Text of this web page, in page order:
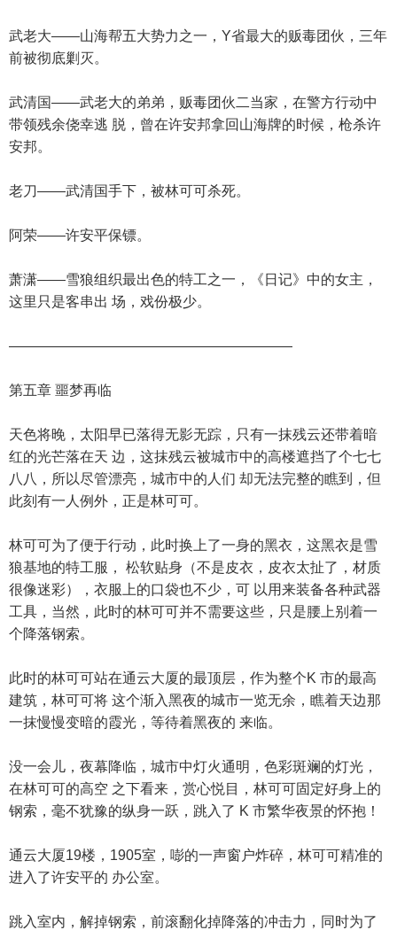
武老大——山海帮五大势力之一，Y省最大的贩毒团伙，三年
前被彻底剿灭。
武清国——武老大的弟弟，贩毒团伙二当家，在警方行动中
带领残余侥幸逃 脱，曾在许安邦拿回山海牌的时候，枪杀许
安邦。
老刀——武清国手下，被林可可杀死。
阿荣——许安平保镖。
萧潇——雪狼组织最出色的特工之一，《日记》中的女主，
这里只是客串出 场，戏份极少。
————————————————————
第五章 噩梦再临
天色将晚，太阳早已落得无影无踪，只有一抹残云还带着暗
红的光芒落在天 边，这抹残云被城市中的高楼遮挡了个七七
八八，所以尽管漂亮，城市中的人们 却无法完整的瞧到，但
此刻有一人例外，正是林可可。
林可可为了便于行动，此时换上了一身的黑衣，这黑衣是雪
狼基地的特工服， 松软贴身（不是皮衣，皮衣太扯了，材质
很像迷彩），衣服上的口袋也不少，可 以用来装备各种武器
工具，当然，此时的林可可并不需要这些，只是腰上别着一
个降落钢索。
此时的林可可站在通云大厦的最顶层，作为整个K 市的最高
建筑，林可可将 这个渐入黑夜的城市一览无余，瞧着天边那
一抹慢慢变暗的霞光，等待着黑夜的 来临。
没一会儿，夜幕降临，城市中灯火通明，色彩斑斓的灯光，
在林可可的高空 之下看来，赏心悦目，林可可固定好身上的
钢索，毫不犹豫的纵身一跃，跳入了 K 市繁华夜景的怀抱！
通云大厦19楼，1905室，嘭的一声窗户炸碎，林可可精准的
进入了许安平的 办公室。
跳入室内，解掉钢索，前滚翻化掉降落的冲击力，同时为了